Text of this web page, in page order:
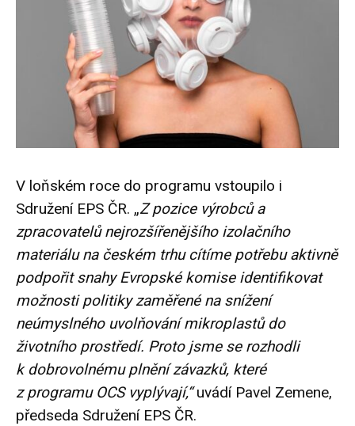
V loňském roce do programu vstoupilo i
Sdružení EPS ČR. „Z pozice výrobců a
zpracovatelů nejrozšířenějšího izolačního
materiálu na českém trhu cítíme potřebu aktivně
podpořit snahy Evropské komise identifikovat
možnosti politiky zaměřené na snížení
neúmyslného uvolňování mikroplastů do
životního prostředí. Proto jsme se rozhodli
k dobrovolnému plnění závazků, které
z programu OCS vyplývají,“uvádí Pavel Zemene,
předseda Sdružení EPS ČR.